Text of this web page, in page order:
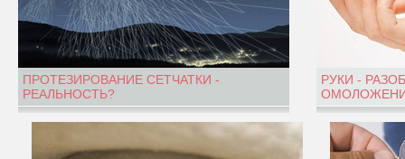
ПРОТЕЗИРОВАНИЕ СЕТЧАТКИ -
РЕАЛЬНОСТЬ?
РУКИ -